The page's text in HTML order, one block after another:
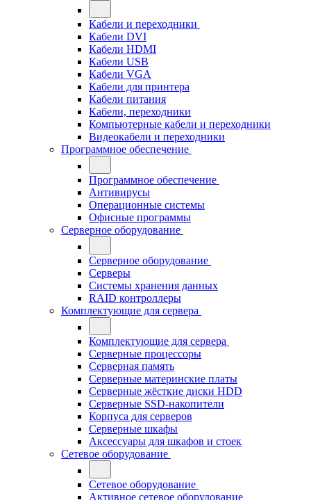
Кабели и переходники
Кабели DVI
Кабели HDMI
Кабели USB
Кабели VGA
Кабели для принтера
Кабели питания
Кабели, переходники
Компьютерные кабели и переходники
Видеокабели и переходники
Программное обеспечение
Программное обеспечение
Антивирусы
Операционные системы
Офисные программы
Серверное оборудование
Серверное оборудование
Серверы
Системы хранения данных
RAID контроллеры
Комплектующие для сервера
Комплектующие для сервера
Серверные процессоры
Серверная память
Серверные материнские платы
Серверные жёсткие диски HDD
Серверные SSD-накопители
Корпуса для серверов
Серверные шкафы
Аксессуары для шкафов и стоек
Сетевое оборудование
Сетевое оборудование
Активное сетевое оборудование